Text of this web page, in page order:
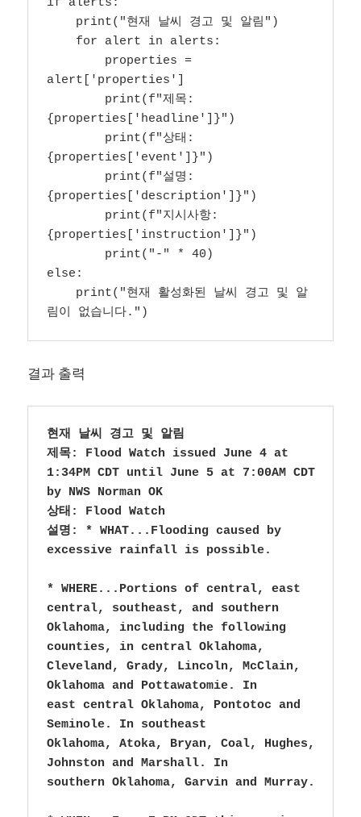
alert['properties']
{properties['headline']}")
{properties['event']}")
{properties['description']}")
{properties['instruction']}")
else:
림이 없습니다.")
결과 출력
현재 날씨 경고 및 알림
제목: Flood Watch issued June 4 at
1:34PM CDT until June 5 at 7:00AM CDT
by NWS Norman OK
상태: Flood Watch
설명: * WHAT...Flooding caused by
excessive rainfall is possible.
* WHERE...Portions of central, east
central, southeast, and southern
Oklahoma, including the following
counties, in central Oklahoma,
Cleveland, Grady, Lincoln, McClain,
Oklahoma and Pottawatomie. In
east central Oklahoma, Pontotoc and
Seminole. In southeast
Oklahoma, Atoka, Bryan, Coal, Hughes,
Johnston and Marshall. In
southern Oklahoma, Garvin and Murray.